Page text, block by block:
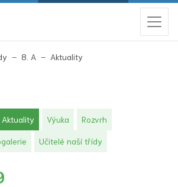
8. A Aktuality
Aktuality(aktuální)
Výuka Rozvrh
Učitelé naší třídy